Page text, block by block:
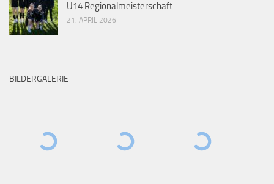
U14 Regionalmeisterschaft
21. APRIL 2026
BILDERGALERIE